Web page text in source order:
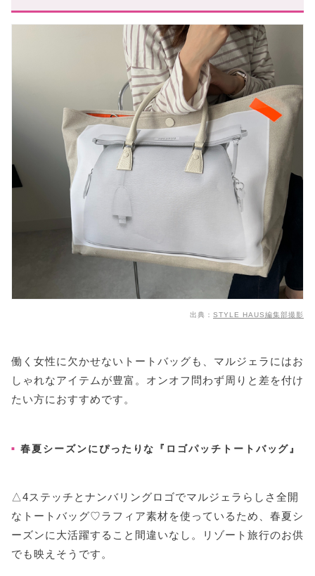
出典： STYLE HAUS編集部撮影
働く女性に欠かせないトートバッグも、マルジェラにはお
しゃれなアイテムが豊富。オンオフ問わず周りと差を付け
たい方におすすめです。
春夏シーズンにぴったりな『ロゴパッチトートバッグ』
△4ステッチとナンバリングロゴでマルジェラらしさ全開
なトートバッグ♡ラフィア素材を使っているため、春夏シ
ーズンに大活躍すること間違いなし。リゾート旅行のお供
でも映えそうです。